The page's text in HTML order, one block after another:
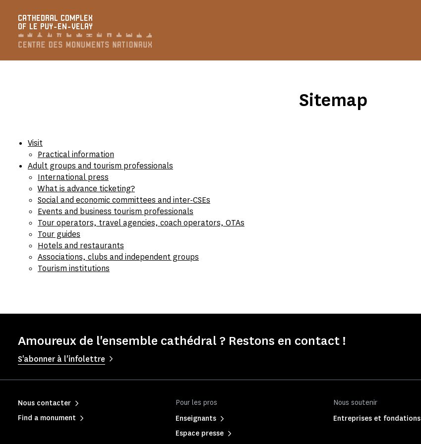
CATHEDRAL COMPLEX
OF LE PUY-EN-VELAY
Sitemap
Visit
Practical information
Adult groups and tourism professionals
International press
What is advance ticketing?
Social and economic committees and inter-CSEs
Events and business tourism professionals
Tour operators, travel agencies, coach operators, OTAs
Tour guides
Hotels and restaurants
Associations, clubs and independent groups
Tourism institutions
Amoureux de l'ensemble cathédral ? Restons en contact !
S'abonner à l'infolettre
Pour les pros
Enseignants
Espace presse
Nous soutenir
Entreprises et fondations
Nous contacter
Find a monument